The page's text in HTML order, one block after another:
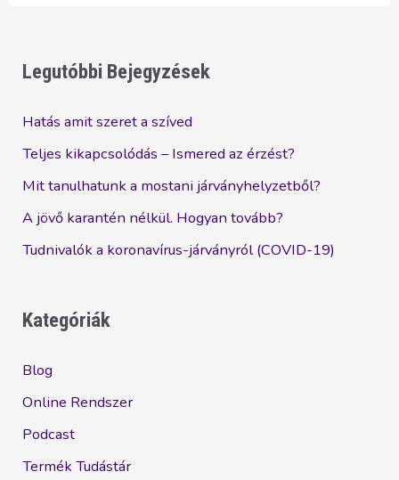
kísérteni
kérdés,
nincs
elég
pénz
bankszámládon?
Legutóbbi Bejegyzések
Hatás amit szeret a szíved
Teljes kikapcsolódás – Ismered az érzést?
Mit tanulhatunk a mostani járványhelyzetből?
A jövő karantén nélkül. Hogyan tovább?
Tudnivalók a koronavírus-járványról (COVID-19)
Kategóriák
Blog
Online Rendszer
Podcast
Termék Tudástár